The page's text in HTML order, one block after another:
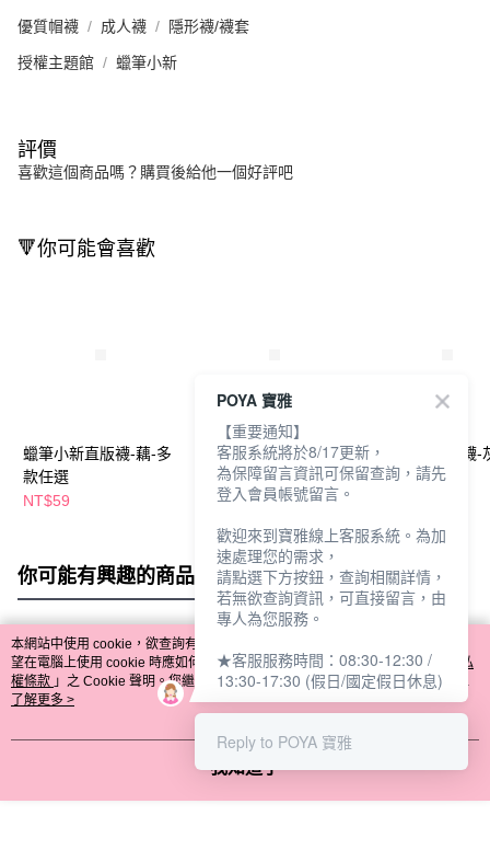
優質帽襪 成人襪 隱形襪/襪套
授權主題館 蠟筆小新
評價
喜歡這個商品嗎？購買後給他一個好評吧
🔻你可能會喜歡
蠟筆小新直版襪-藕-多
款任選
NT$59
蠟筆小新少女襪22-
26cm-多款任選
NT$69
蠟筆小新直版襪-
款任選
你可能有興趣的商品 全站排行
熱門標籤
本網站中使用 cookie，欲查詢有關本網站使用 cookie 方式之詳情，及若您不希
望在電腦上使用 cookie 時應如何變更電腦的 cookie 設定，請參閱本網站「
隱私
權條款 」之 Cookie 聲明。您繼續使用本網站即表示您同意本公司得按本網站使
用條款之 Cookie 聲明使用 cookie。
了解更多 >
我知道了
POYA 寶雅
【重要通知】
客服系統將於8/17更新，
為保障留言資訊可保留查詢，請先
登入會員帳號留言。
歡迎來到寶雅線上客服系統。為加
速處理您的需求，
請點選下方按鈕，查詢相關詳情，
若無欲查詢資訊，可直接留言，由
專人為您服務。
★客服服務時間：08:30-12:30 /
13:30-17:30 (假日/國定假日休息)
Reply to POYA 寶雅